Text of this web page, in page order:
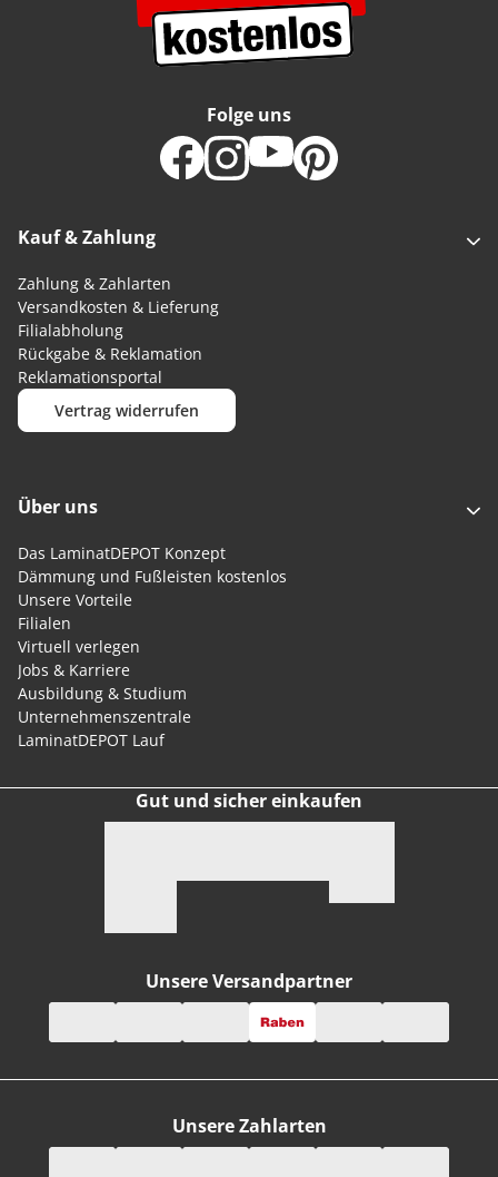
Kauf & Zahlung
Zahlung & Zahlarten
Versandkosten & Lieferung
Filialabholung
Rückgabe & Reklamation
Reklamationsportal
Vertrag widerrufen
Folge uns
Über uns
Das LaminatDEPOT Konzept
Dämmung und Fußleisten kostenlos
Unsere Vorteile
Filialen
Virtuell verlegen
Jobs & Karriere
Ausbildung & Studium
Unternehmenszentrale
LaminatDEPOT Lauf
Gut und sicher einkaufen
Unsere Zahlarten
Unsere Versandpartner